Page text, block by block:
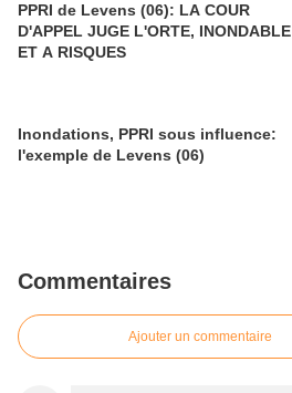
PPRI de Levens (06): LA COUR
D'APPEL JUGE L'ORTE, INONDABLE
ET A RISQUES
Inondations, PPRI sous influence:
l'exemple de Levens (06)
Commentaires
Ajouter un commentaire